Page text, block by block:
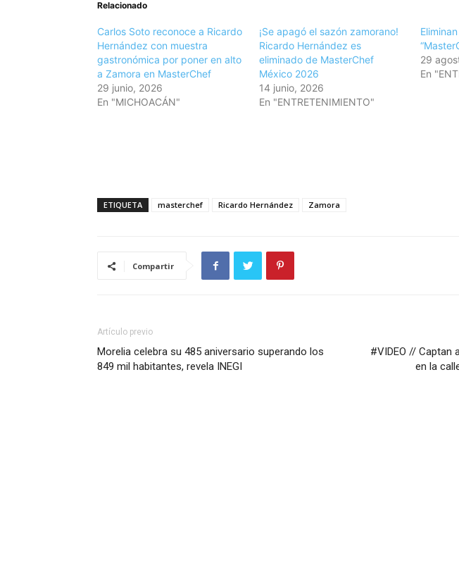
Relacionado
Carlos Soto reconoce a Ricardo
Hernández con muestra
gastronómica por poner en alto
a Zamora en MasterChef
29 junio, 2026
En "MICHOACÁN"
¡Se apagó el sazón zamorano!
Ricardo Hernández es
eliminado de MasterChef
México 2026
14 junio, 2026
En "ENTRETENIMIENTO"
29
En
ETIQUETA masterchef Ricardo Hernández Zamora
Compartir
Artículo previo
Morelia celebra su 485 aniversario superando los
849 mil habitantes, revela INEGI
#VIDEO // Captan
en la